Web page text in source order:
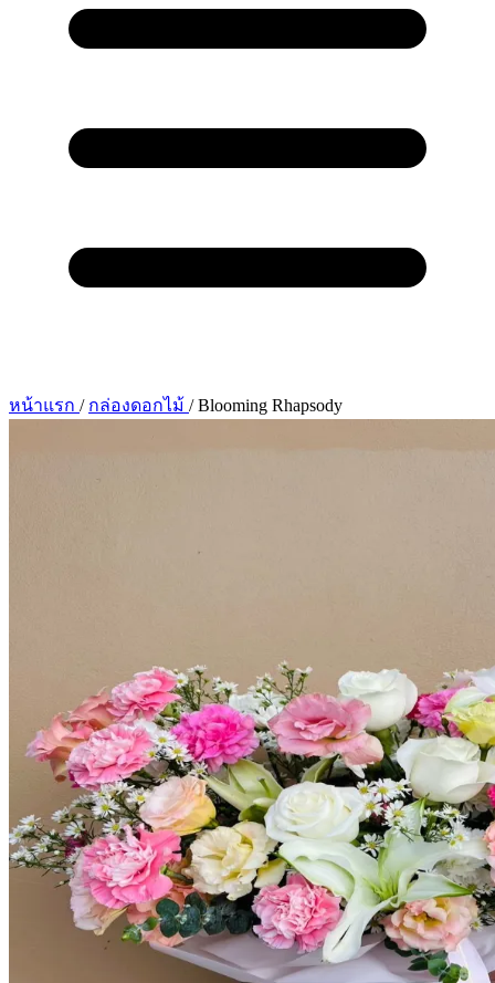
หน้าแรก / กล่องดอกไม้ / Blooming Rhapsody